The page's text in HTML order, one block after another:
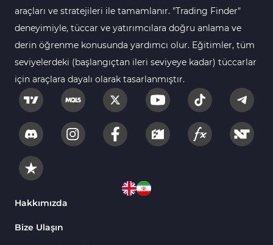
araçları ve stratejileri ile tamamlanır. "Trading Finder"
deneyimiyle, tüccar ve yatırımcılara doğru anlama ve
derin öğrenme konusunda yardımcı olur. Eğitimler, tüm
seviyelerdeki (başlangıçtan ileri seviyeye kadar) tüccarlar
için araçlara dayalı olarak tasarlanmıştır.
Hakkımızda
Bize Ulaşın